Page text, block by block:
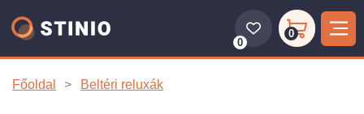
0
0
Főoldal Beltéri reluxák